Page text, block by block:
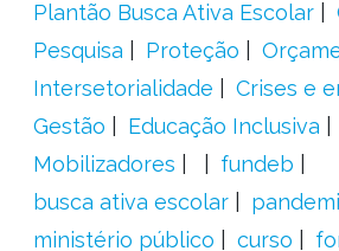
Plantão Busca Ativa Escolar
Pesquisa
Proteção
Intersetorialidade
Crises e
Gestão
Educação Inclusiva
Mobilizadores
fundeb
busca ativa escolar
ministério público
curso